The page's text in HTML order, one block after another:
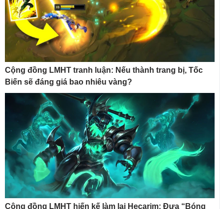
Cộng đồng LMHT tranh luận: Nếu thành trang bị, Tốc
Biến sẽ đáng giá bao nhiêu vàng?
Cộng đồng LMHT hiến kế làm lại Hecarim: Đưa “Bóng